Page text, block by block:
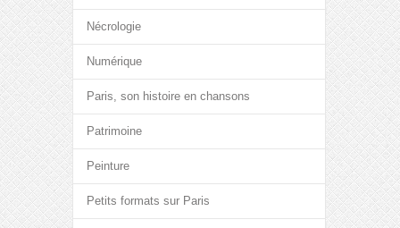
Nécrologie
Numérique
Paris, son histoire en chansons
Patrimoine
Peinture
Petits formats sur Paris